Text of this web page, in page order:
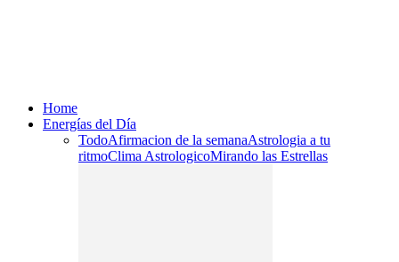
Home
Energías del Día
TodoAfirmacion de la semanaAstrologia a tu
ritmoClima AstrologicoMirando las Estrellas